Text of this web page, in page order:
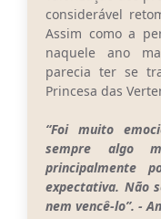
considerável
Assim como a
naquele ano
parecia ter se
Princesa das
“Foi muito
sempre algo
principalmente
expectativa. Não
nem vencê-lo”. -